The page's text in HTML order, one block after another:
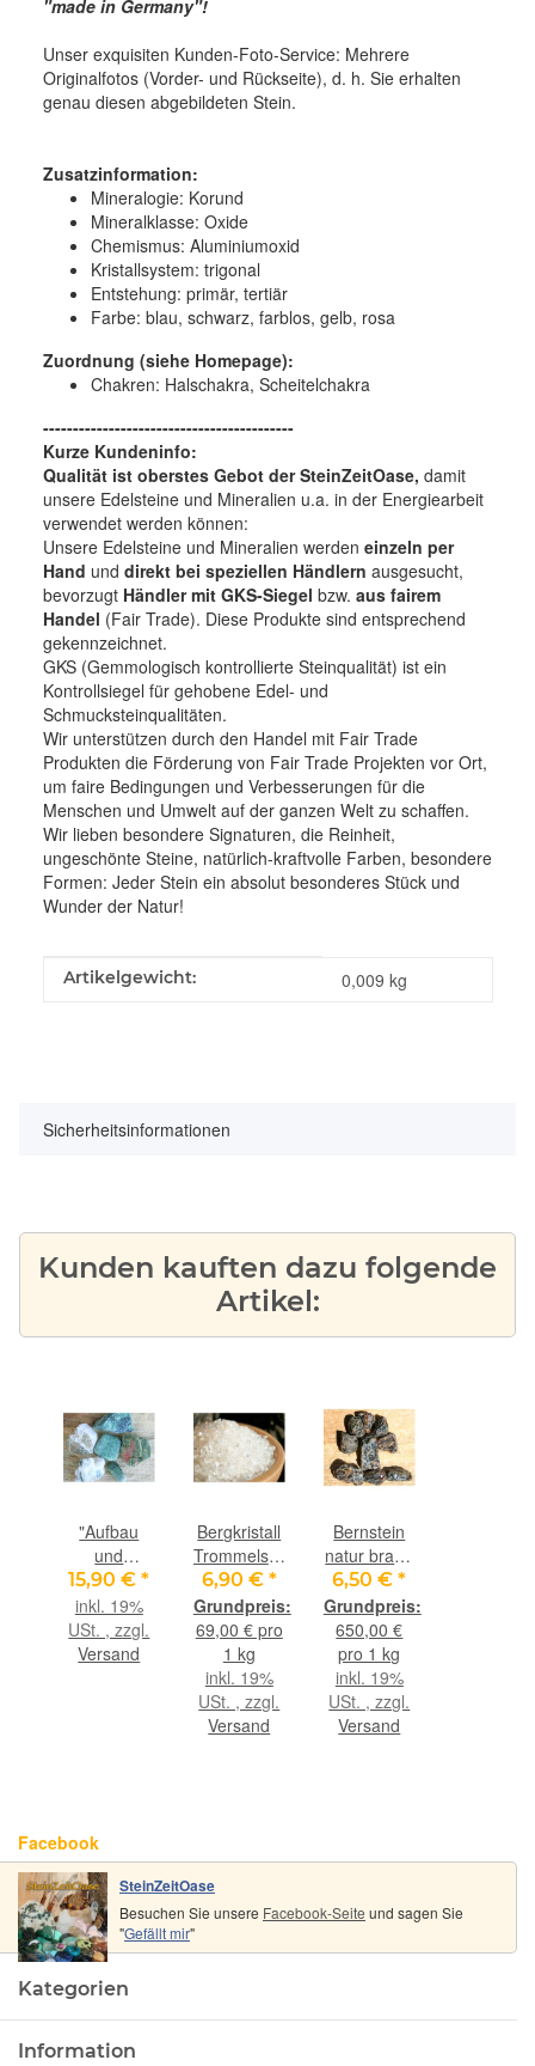
"made in Germany"!
Unser exquisiten Kunden-Foto-Service: Mehrere
Originalfotos (Vorder- und Rückseite), d. h. Sie erhalten
genau diesen abgebildeten Stein.
Zusatzinformation:
Mineralogie: Korund
Mineralklasse: Oxide
Chemismus: Aluminiumoxid
Kristallsystem: trigonal
Entstehung: primär, tertiär
Farbe: blau, schwarz, farblos, gelb, rosa
Zuordnung (siehe Homepage):
Chakren: Halschakra, Scheitelchakra
------------------------------------------
Kurze Kundeninfo:
Qualität ist oberstes Gebot der SteinZeitOase, damit
unsere Edelsteine und Mineralien u.a. in der Energiearbeit
verwendet werden können:
Unsere Edelsteine und Mineralien werden einzeln per
Hand und direkt bei speziellen Händlern ausgesucht,
bevorzugt Händler mit GKS-Siegel bzw. aus fairem
Handel (Fair Trade). Diese Produkte sind entsprechend
gekennzeichnet.
GKS (Gemmologisch kontrollierte Steinqualität) ist ein
Kontrollsiegel für gehobene Edel- und
Schmucksteinqualitäten.
Wir unterstützen durch den Handel mit Fair Trade
Produkten die Förderung von Fair Trade Projekten vor Ort,
um faire Bedingungen und Verbesserungen für die
Menschen und Umwelt auf der ganzen Welt zu schaffen.
Wir lieben besondere Signaturen, die Reinheit,
ungeschönte Steine, natürlich-kraftvolle Farben, besondere
Formen: Jeder Stein ein absolut besonderes Stück und
Wunder der Natur!
Produkteigenschaft
Wert
Artikelgewicht: 0,009 kg
Sicherheitsinformationen
Kunden kauften dazu folgende
Artikel:
"Aufbau
und
Erholung"
Wassersteine-
Set -
Sonderqualität
15,90 €*
inkl. 19%
USt. , zzgl.
Versand
Bergkristall
Trommelsteine
/ Granulat /
Ladechips /
Ladesteine
- Gr. XXS -
AA-
Sonderqualität
- ca. 100 g
6,90 € *
69,00 € pro
1 kg
inkl. 19%
USt. , zzgl.
Versand
Bernstein
natur braun
- Rohsteine
extra
angetrommelt
- Rarität -
ca. 10 g
(GKS)
6,50 €*
650,00 €
pro 1 kg
inkl. 19%
USt. , zzgl.
Versand
Facebook
SteinZeitOase
Besuchen Sie unsere Facebook-Seite und sagen Sie
"Gefällt mir"
Kategorien
Information